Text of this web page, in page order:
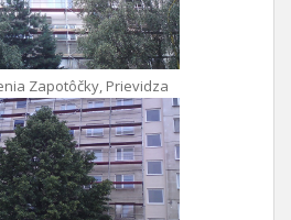
Zapotôčky, Prievidza